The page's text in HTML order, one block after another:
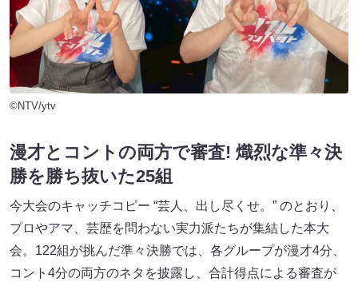
©NTV/ytv
漫才とコントの両方で審査! 熾烈な準々決
勝を勝ち抜いた25組
今大会のキャッチコピー “芸人、出し尽くせ。” のとおり、
プロやアマ、芸歴を問わない実力派たちが集結した本大
会。122組が挑んだ準々決勝では、各グループが漫才4分、
コント4分の両方のネタを披露し、合計得点による審査が